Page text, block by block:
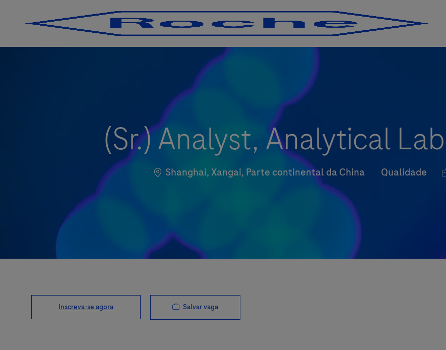
(Sr.) Analyst, Analytical
Localização
Shanghai, Xangai, Parte continental da China Categoria
Qualidade
Inscreva-se agora Salvar vaga